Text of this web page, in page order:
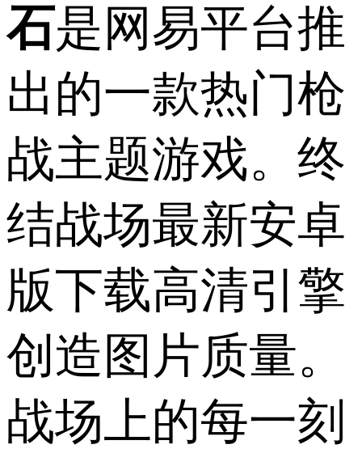
石是网易平台推
出的一款热门枪
战主题游戏。终
结战场最新安卓
版下载高清引擎
创造图片质量。
战场上的每一刻